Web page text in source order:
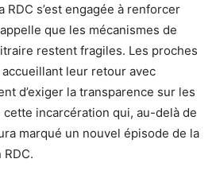
s’est engagée à renforcer
que les mécanismes de
restent fragiles. Les proches
leur retour avec
d’exiger la transparence sur les
incarcération qui, au-delà de
marqué un nouvel épisode de la